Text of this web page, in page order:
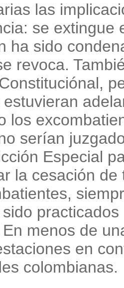
las
se extingue
ha sido
revoca.
estuvieran
los
serían
Especial
la cesación
En menos de
en
colombianas.